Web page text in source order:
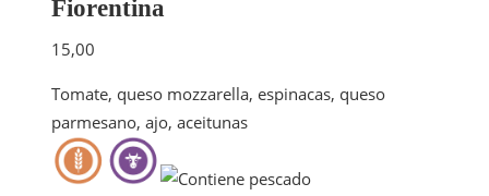
Fiorentina
15,00
Tomate, queso mozzarella, espinacas, queso
parmesano, ajo, aceitunas